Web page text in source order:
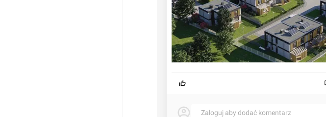
Zaloguj aby dodać komentarz